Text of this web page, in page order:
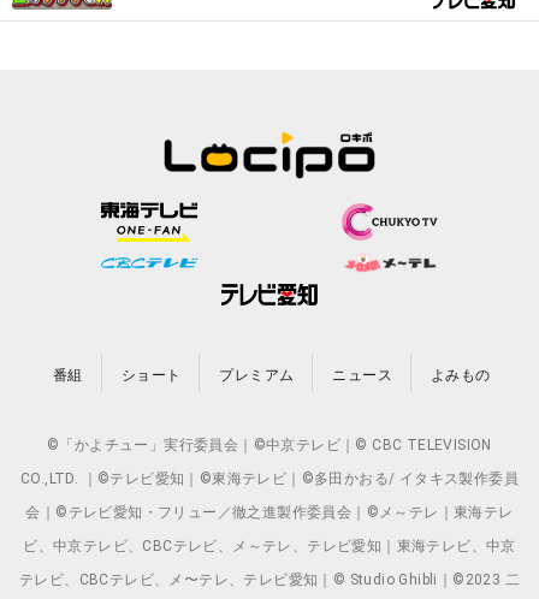
番組 ショート プレミアム ニュース よみもの
©「かよチュー」実行委員会｜©中京テレビ｜© CBC TELEVISION
CO.,LTD. ｜©テレビ愛知｜©東海テレビ｜©多田かおる/ イタキス製作委員
会｜©テレビ愛知・フリュー／徹之進製作委員会｜©メ～テレ｜東海テレ
ビ、中京テレビ、CBCテレビ、メ～テレ、テレビ愛知｜東海テレビ、中京
テレビ、CBCテレビ、メ〜テレ、テレビ愛知｜© Studio Ghibli｜©2023 二